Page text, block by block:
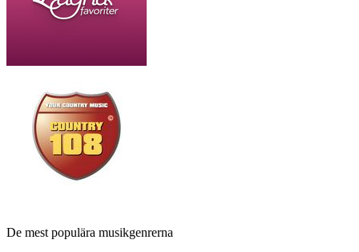
De mest populära musikgenrerna